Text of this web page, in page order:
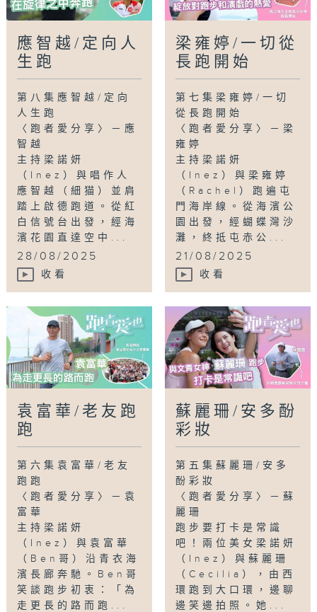
應智越/定向人
生跑
第八集應智越/定向
人生跑
〈跑者愛分享〉－應
智越
主持梁諾妍
（Inez）與唱作人
應智越（細猫）並肩
踏上啟德跑道。從紅
白信號台出發，經海
濱花園直達空中...
28/08/2025
收看
梁雍婷/一切從
長跑開始
第七集梁雍婷/一切
從長跑開始
〈跑者愛分享〉－梁
雍婷
主持梁諾妍
（Inez）與梁雍婷
（Rachel）跑遍屯
門海岸線。從海濱公
園出發，經蝴蝶灣沙
灘，終抵屯赤公...
21/08/2025
收看
袁富華/老友跑
跑
第六集袁富華/老友
跑跑
〈跑者愛分享〉－袁
富華
主持梁諾妍
（Inez）與袁富華
（Ben哥）沿青衣海
濱長廊奔馳。Ben哥
笑談跑步初衷：「為
走更長的路而跑...
蘇麗珊/安多酚
彩妝
第五集蘇麗珊/安多
酚彩妝
〈跑者愛分享〉－蘇
麗珊
跑步要打卡是常識
吧！兩位美女梁諾妍
（Inez）與蘇麗珊
（Cecilia），由西
環跑到大口環，邊聊
邊笑邊拍照。她...